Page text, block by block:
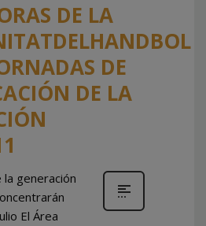
DE LA
DE
DE LA
generación
El Área